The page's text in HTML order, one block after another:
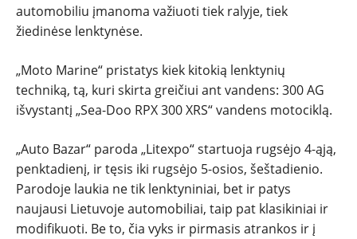
automobiliu įmanoma važiuoti tiek ralyje, tiek
žiedinėse lenktynėse.
„Moto Marine“ pristatys kiek kitokią lenktynių
techniką, tą, kuri skirta greičiui ant vandens: 300 AG
išvystantį „Sea-Doo RPX 300 XRS“ vandens motociklą.
„Auto Bazar“ paroda „Litexpo“ startuoja rugsėjo 4-ąją,
penktadienį, ir tęsis iki rugsėjo 5-osios, šeštadienio.
Parodoje laukia ne tik lenktyniniai, bet ir patys
naujausi Lietuvoje automobiliai, taip pat klasikiniai ir
modifikuoti. Be to, čia vyks ir pirmasis atrankos ir į